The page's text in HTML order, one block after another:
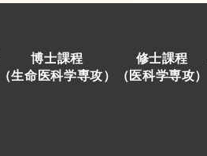
博士課程
（生命医科学専攻）
修士課程
（医科学専攻）